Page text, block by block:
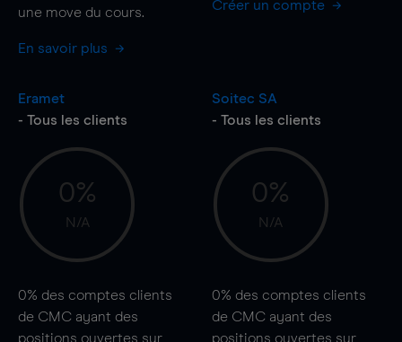
une move du cours.
En savoir plus
Créer un compte
Eramet
- Tous les clients
0%
N/A
0% des comptes clients
de CMC ayant des
positions ouvertes sur
Soitec SA
- Tous les clients
0%
N/A
0% des comptes clients
de CMC ayant des
positions ouvertes sur